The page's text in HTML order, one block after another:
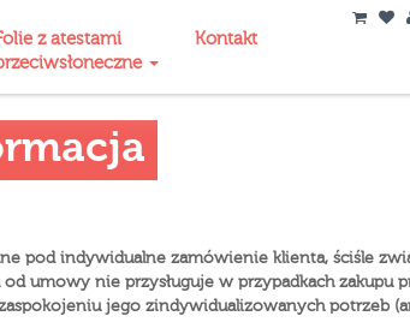
z atestami
Kontakt
pod indywidualne zamówienie klienta, ściśle
umowy nie przysługuje w przypadkach zakupu
jego zindywidualizowanych potrzeb